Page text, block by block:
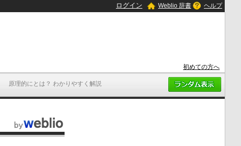
原理的にとは？ わかりやすく解説
ログイン Weblio 辞書 ヘルプ
初めての方へ